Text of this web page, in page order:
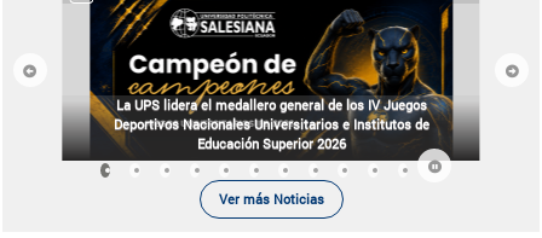
La UPS lidera el medallero general de los IV Juegos
Deportivos Nacionales Universitarios e Institutos de
Educación Superior 2026
Previous Next
Ver más Noticias